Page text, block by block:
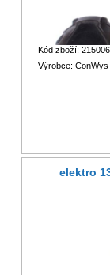
Kód zboží:
Výrobce: ConWys
elektro